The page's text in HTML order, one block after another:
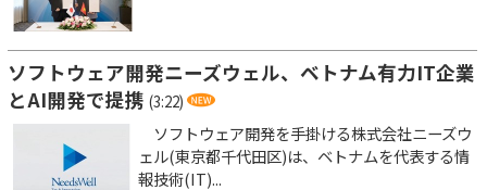
ソフトウェア開発ニーズウェル、ベトナム有力IT企業
とAI開発で提携 (3:22)
ソフトウェア開発を手掛ける株式会社ニーズウ
ェル(東京都千代田区)は、ベトナムを代表する情
報技術(IT)...